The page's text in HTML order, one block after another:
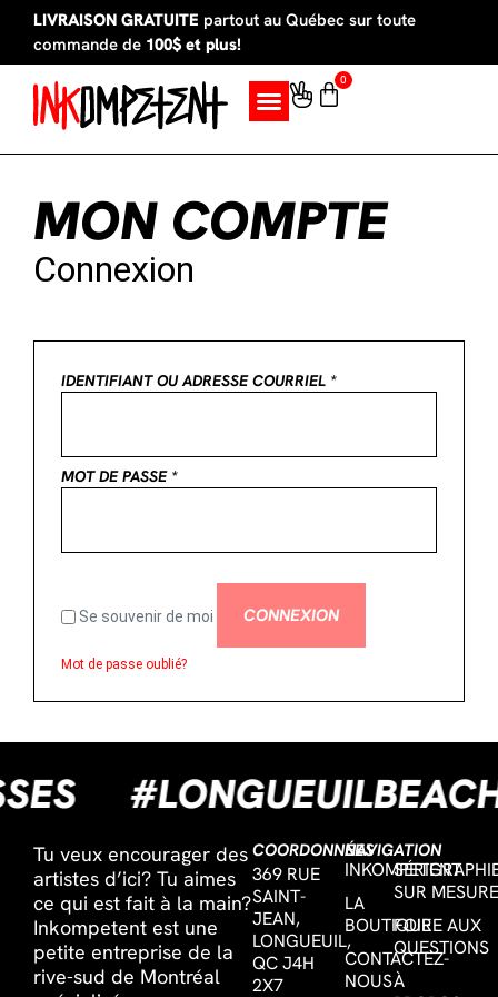
LIVRAISON GRATUITE partout au Québec sur toute
commande de 100$ et plus!
0
MON COMPTE
Connexion
IDENTIFIANT OU ADRESSE COURRIEL *
MOT DE PASSE *
Se souvenir de moi CONNEXION
Mot de passe oublié?
Tu veux encourager des
artistes d’ici? Tu aimes
ce qui est fait à la main?
Inkompetent est une
petite entreprise de la
rive-sud de Montréal
COORDONNÉES
369 RUE
SAINT-
JEAN,
LONGUEUIL,
QC J4H
2X7
NAVIGATION
INKOMPETENT
LA
BOUTIQUE
CONTACTEZ-
NOUS
SUR
FOIRE AUX
QUESTIONS
À